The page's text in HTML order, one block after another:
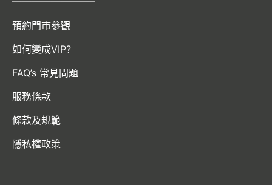
預約門市參觀
如何變成VIP?
FAQ’s 常見問題
服務條款
條款及規範
隱私權政策